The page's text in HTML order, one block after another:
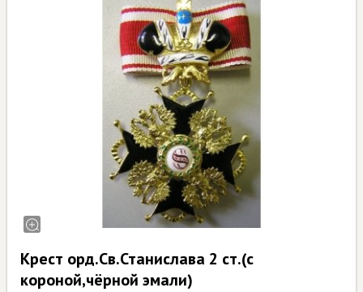
Крест орд.Св.Станислава 2 ст.(с
короной,чёрной эмали)